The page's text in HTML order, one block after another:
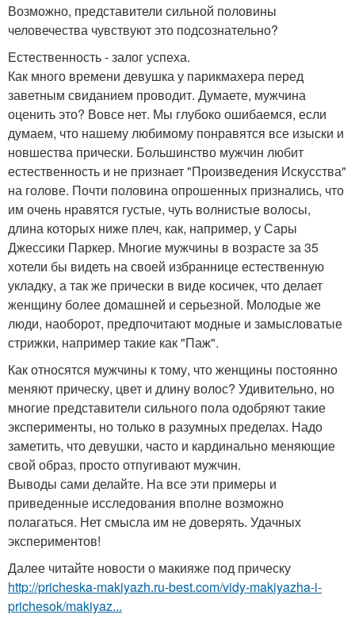
Возможно, представители сильной половины
человечества чувствуют это подсознательно?
Естественность - залог успеха.
Как много времени девушка у парикмахера перед
заветным свиданием проводит. Думаете, мужчина
оценить это? Вовсе нет. Мы глубоко ошибаемся, если
думаем, что нашему любимому понравятся все изыски и
новшества прически. Большинство мужчин любит
естественность и не признает "Произведения Искусства"
на голове. Почти половина опрошенных признались, что
им очень нравятся густые, чуть волнистые волосы,
длина которых ниже плеч, как, например, у Сары
Джессики Паркер. Многие мужчины в возрасте за 35
хотели бы видеть на своей избраннице естественную
укладку, а так же прически в виде косичек, что делает
женщину более домашней и серьезной. Молодые же
люди, наоборот, предпочитают модные и замысловатые
стрижки, например такие как "Паж".
Как относятся мужчины к тому, что женщины постоянно
меняют прическу, цвет и длину волос? Удивительно, но
многие представители сильного пола одобряют такие
эксперименты, но только в разумных пределах. Надо
заметить, что девушки, часто и кардинально меняющие
свой образ, просто отпугивают мужчин.
Выводы сами делайте. На все эти примеры и
приведенные исследования вполне возможно
полагаться. Нет смысла им не доверять. Удачных
экспериментов!
Далее читайте новости о макияже под прическу
http://pricheska-makiyazh.ru-best.com/vidy-makiyazha-i-
prichesok/makiyaz...